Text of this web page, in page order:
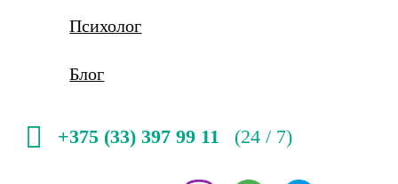
Психолог
Блог
+375 (33) 397 99 11 (24 / 7)